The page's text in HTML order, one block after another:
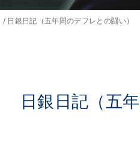
/ 日銀日記（五年間のデフレとの闘い）
日銀日記（五